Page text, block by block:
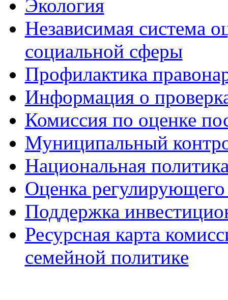
Экология
Независимая система
социальной сферы
Профилактика
Информация о
Комиссия по оценке
Муниципальный
Национальная
Оценка регулирующего
Поддержка
Ресурсная карта
семейной политике